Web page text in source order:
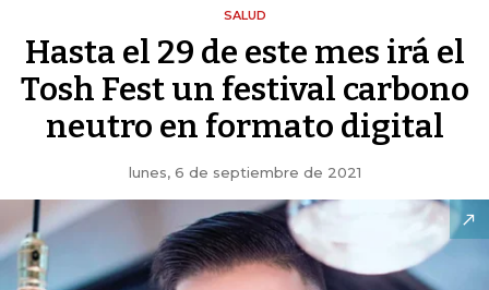
SALUD
Hasta el 29 de este mes irá el
Tosh Fest un festival carbono
neutro en formato digital
lunes, 6 de septiembre de 2021